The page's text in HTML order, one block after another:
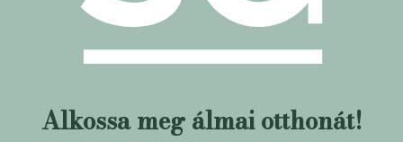
Alkossa meg álmai otthonát!